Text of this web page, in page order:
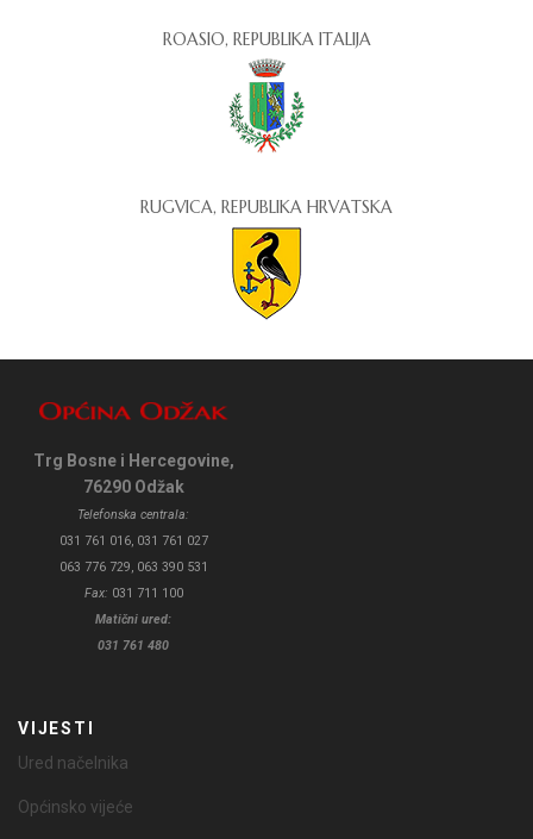
ROASIO, REPUBLIKA ITALIJA
RUGVICA, REPUBLIKA HRVATSKA
Trg Bosne i Hercegovine,
76290 Odžak
Telefonska centrala:
031 761 016, 031 761 027
063 776 729, 063 390 531
Fax: 031 711 100
Matični ured:
031 761 480
VIJESTI
Ured načelnika
Općinsko vijeće